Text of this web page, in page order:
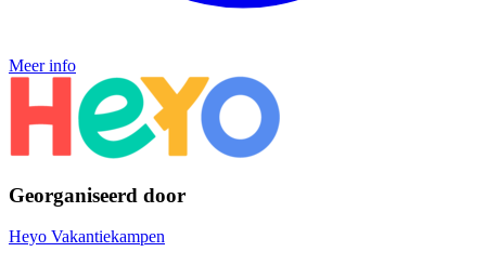
Meer info
Georganiseerd door
Heyo Vakantiekampen